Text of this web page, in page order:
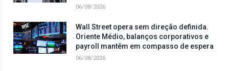
06/08/2026
Wall Street opera sem direção definida.
Oriente Médio, balanços corporativos e
payroll mantêm em compasso de espera
06/08/2026